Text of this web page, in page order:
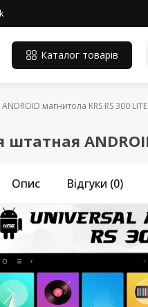
Каталог товарів
магнитола KRS RS 300
Опис Відгуки (0)